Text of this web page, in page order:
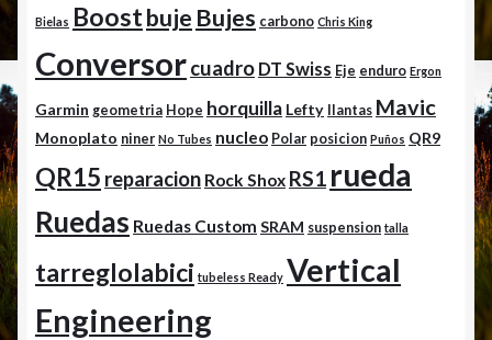
Bielas Boostbuje Bujes carbono Chris King
Conversorcuadro DT Swiss Eje enduro Ergon
Garmin geometria Hope horquilla Lefty llantas Mavic
Monoplato niner No Tubes nucleo Polar posicion Puños QR9
QR15 reparacion Rock Shox RS1 rueda
Ruedas Ruedas Custom SRAM suspension talla
tarreglolabici tubeless Ready Vertical
Engineering